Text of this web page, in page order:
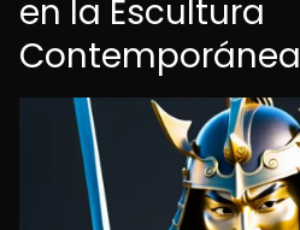
en la Escultura
Contemporánea